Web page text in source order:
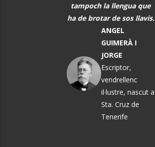
tampoch la llengua que
ha de brotar de sos llavis.
ANGEL
GUIMERÀ I
JORGE
Escriptor,
vendrellenc
il·lustre, nascut a
Sta. Cruz de
Tenerife